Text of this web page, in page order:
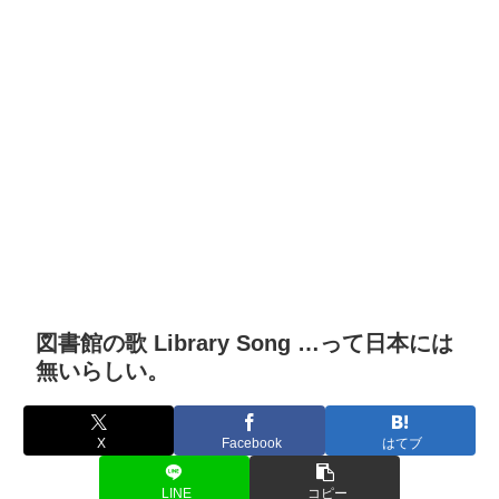
図書館の歌 Library Song …って日本には
無いらしい。
X Facebook はてブ
LINE コピー